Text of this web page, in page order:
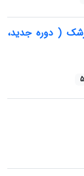
( دوره جدید،